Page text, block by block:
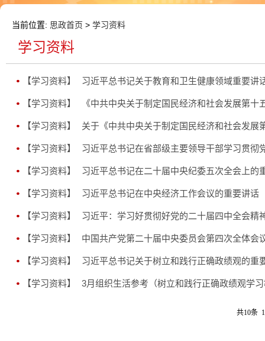
当前位置: 思政首页 > 学习资料
学习资料
【学习资料】 习近平总书记关于教育和卫生健康领域重要讲
【学习资料】 《中共中央关于制定国民经济和社会发展第十
【学习资料】 关于《中共中央关于制定国民经济和社会发展
【学习资料】 习近平总书记在省部级主要领导干部学习贯
【学习资料】 习近平总书记在二十届中央纪委五次全会上的
【学习资料】 习近平总书记在中央经济工作会议的重要讲话
【学习资料】 习近平：学习好贯彻好党的二十届四中全会精
【学习资料】 中国共产党第二十届中央委员会第四次全体会
【学习资料】 习近平总书记关于树立和践行正确政绩观的重
【学习资料】 3月组织生活参考（树立和践行正确政绩观学
共10条